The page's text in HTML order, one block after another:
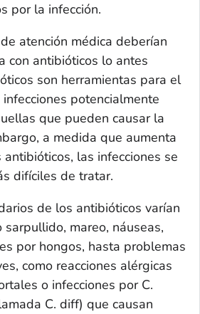
por la infección.
atención médica deberían
con antibióticos lo antes
son herramientas para el
potencialmente
que pueden causar la
a medida que aumenta
las infecciones se
difíciles de tratar.
de los antibióticos varían
mareo, náuseas,
por hongos, hasta problemas
como reacciones alérgicas
o infecciones por C.
C. diff) que causan